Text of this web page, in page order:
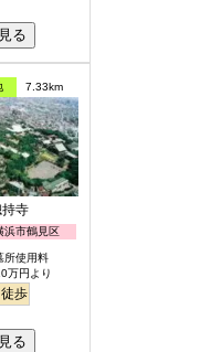
る
7.33km
寺
浜市鶴見区
所使用料
万円より
歩
る